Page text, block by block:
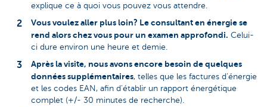
explique ce à quoi vous pouvez vous attendre.
Vous voulez aller plus loin? Le consultant en énergie se
rend alors chez vous pour un examen approfondi. Celui-
ci dure environ une heure et demie.
Après la visite, nous avons encore besoin de quelques
données supplémentaires, telles que les factures d'énergie
et les codes EAN, afin d'établir un rapport énergétique
complet (+/- 30 minutes de recherche).